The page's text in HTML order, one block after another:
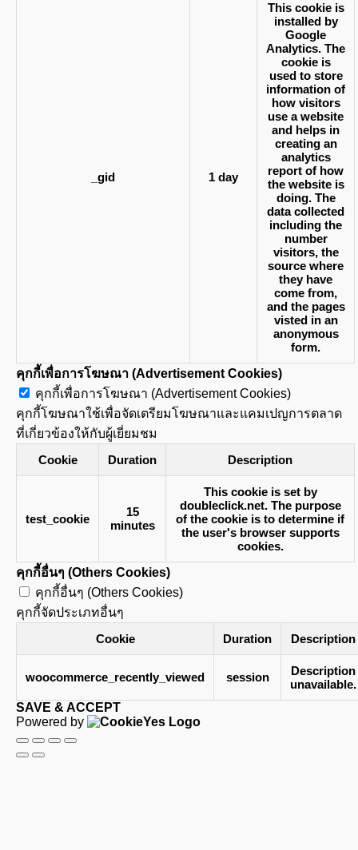
_gid 1 day
This cookie is
installed by
Google
Analytics. The
cookie is
used to store
information of
how visitors
use a website
and helps in
creating an
analytics
report of how
the website is
doing. The
data collected
including the
number
visitors, the
source where
they have
come from,
and the pages
visted in an
anonymous
form.
คุกกี้เพื่อการโฆษณา (Advertisement Cookies)
คุกกี้เพื่อการโฆษณา (Advertisement Cookies)
คุกกี้โฆษณาใช้เพื่อจัดเตรียมโฆษณาและแคมเปญการตลาด
ที่เกี่ยวข้องให้กับผู้เยี่ยมชม
Cookie
Duration Description
test_cookie
15
minutes
This cookie is set by
doubleclick.net. The purpose
of the cookie is to determine if
the user's browser supports
cookies.
คุกกี้อื่นๆ (Others Cookies)
คุกกี้อื่นๆ (Others Cookies)
คุกกี้จัดประเภทอื่นๆ
Cookie
Duration Description
woocommerce_recently_viewed session
Description
unavailable.
SAVE & ACCEPT
Powered by